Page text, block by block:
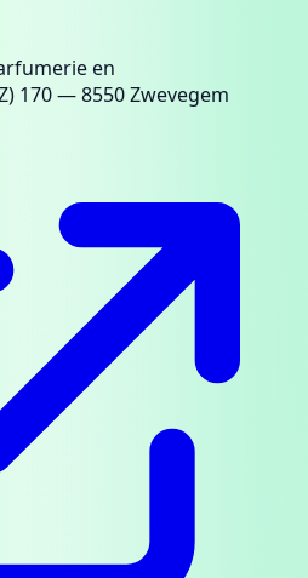
en
170— 8550 Zwevegem